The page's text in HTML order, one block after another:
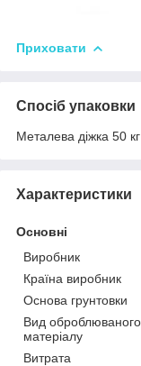
Приховати
Спосіб упаковки
Металева діжка 50 кг
Характеристики
Основні
Виробник
Країна виробник
Основа грунтовки
Вид оброблюваного
матеріалу
Витрата